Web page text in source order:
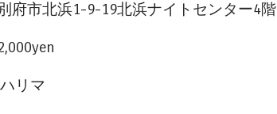
別府市北浜1-9-19北浜ナイトセンター4階
ハリマ